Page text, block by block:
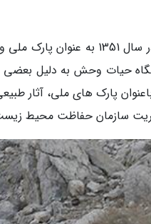
با این حال در سال 1362 این پناهگاه
پارک های ملی، آثار
سازمان حفاظت محیط زیست